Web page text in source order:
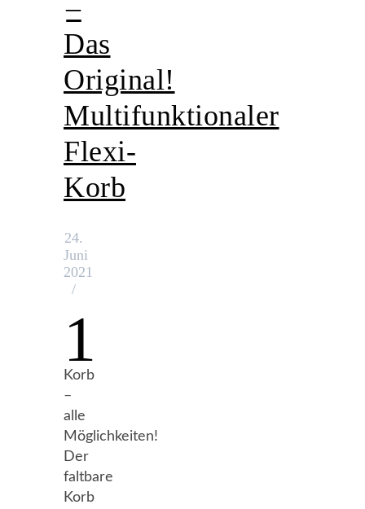
–
Das
Original!
Multifunktionaler
Flexi-
Korb
24.
Juni
2021
/
1
Korb
–
alle
Möglichkeiten!
Der
faltbare
Korb